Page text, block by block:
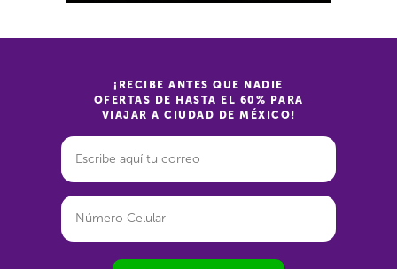
¡RECIBE ANTES QUE NADIE
OFERTAS DE HASTA EL 60% PARA
VIAJAR A CIUDAD DE MÉXICO!